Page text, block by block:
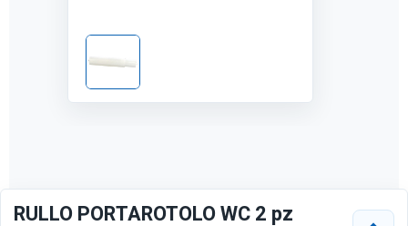
RULLO PORTAROTOLO WC 2 pz